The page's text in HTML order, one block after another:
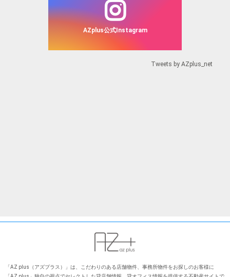
AZplus公式Instagram
Tweets by AZplus_net
「AZ plus（アズプラス）」は、こだわりのある店舗物件、事務所物件をお探しのお客様に